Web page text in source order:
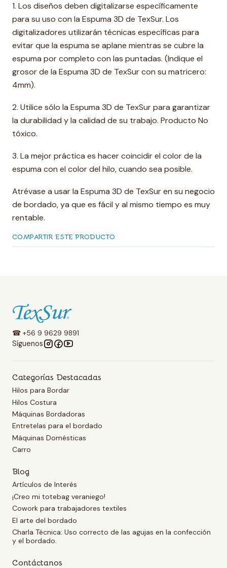
1. Los diseños deben digitalizarse específicamente
para su uso con la Espuma 3D de TexSur. Los
digitalizadores utilizarán técnicas específicas para
evitar que la espuma se aplane mientras se cubre la
espuma por completo con las puntadas. (Indique el
grosor de la Espuma 3D de TexSur con su matricero:
4mm).
2. Utilice sólo la Espuma 3D de TexSur para garantizar
la durabilidad y la calidad de su trabajo. Producto No
tóxico.
3. La mejor práctica es hacer coincidir el color de la
espuma con el color del hilo, cuando sea posible.
Atrévase a usar la Espuma 3D de TexSur en su negocio
de bordado, ya que es fácil y al mismo tiempo es muy
rentable.
COMPARTIR ESTE PRODUCTO
☎ +56 9 9629 9891
Síguenos
Categorías Destacadas
Hilos para Bordar
Hilos Costura
Máquinas Bordadoras
Entretelas para el bordado
Máquinas Domésticas
Carro
Blog
Artículos de Interés
¡Creo mi totebag veraniego!
Cowork para trabajadores textiles
El arte del bordado
Charla Técnica: Uso correcto de las agujas en la confección
y el bordado.
Contáctanos